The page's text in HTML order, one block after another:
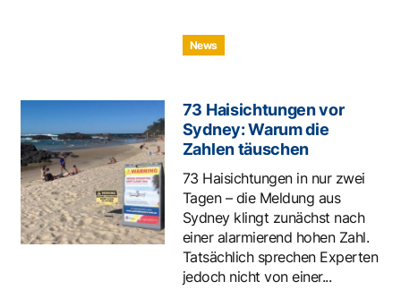
News
73 Haisichtungen vor
Sydney: Warum die
Zahlen täuschen
73 Haisichtungen in nur zwei
Tagen – die Meldung aus
Sydney klingt zunächst nach
einer alarmierend hohen Zahl.
Tatsächlich sprechen Experten
jedoch nicht von einer...